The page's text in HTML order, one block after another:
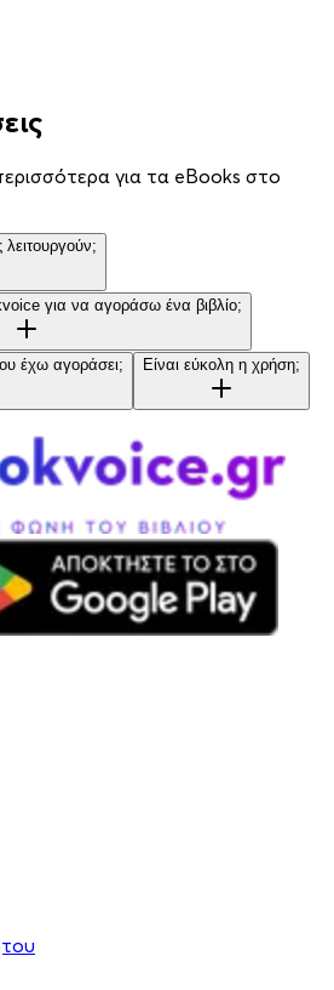
για τα eBooks στο
για να αγοράσω ένα βιβλίο;
έχω αγοράσει; Είναι εύκολη η χρήση;